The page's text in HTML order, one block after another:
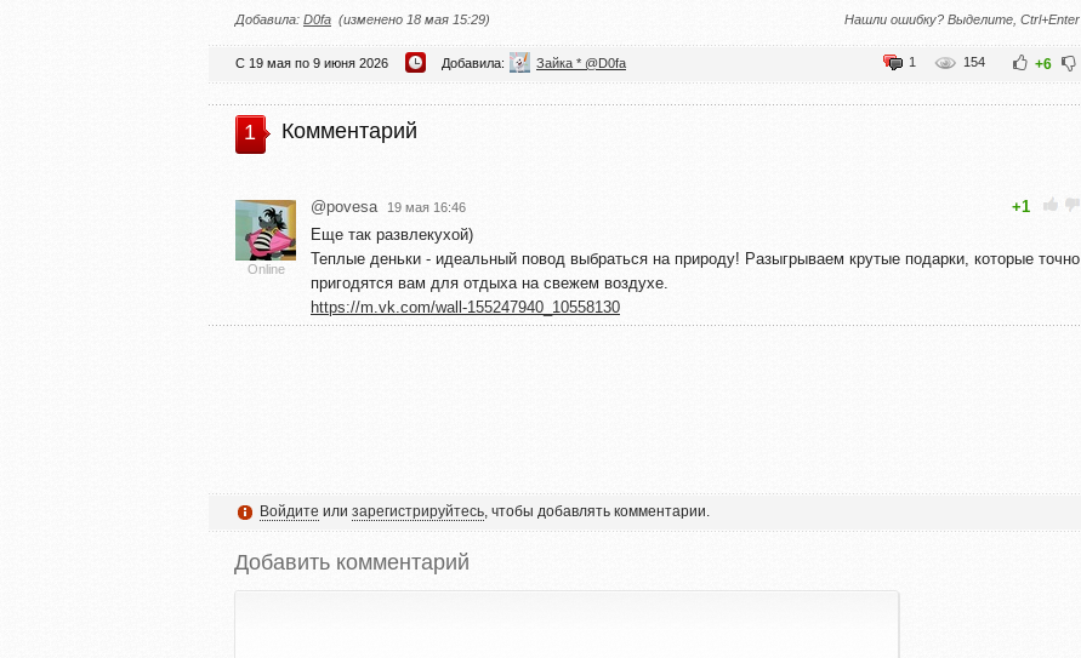
Добавила: D0fa (изменено 18 мая 15:29) Нашли ошибку? Выделите, Ctrl+Enter
С 19 мая по 9 июня 2026 Добавила: Зайка * @D0fa +6
154
1
1 Комментарий
Online
@povesa 19 мая 16:46
+1
Еще так развлекухой)
Теплые деньки - идеальный повод выбраться на природу! Разыгрываем крутые подарки, которые точно
пригодятся вам для отдыха на свежем воздухе.
https://m.vk.com/wall-155247940_10558130
Войдите или зарегистрируйтесь, чтобы добавлять комментарии.
Добавить комментарий